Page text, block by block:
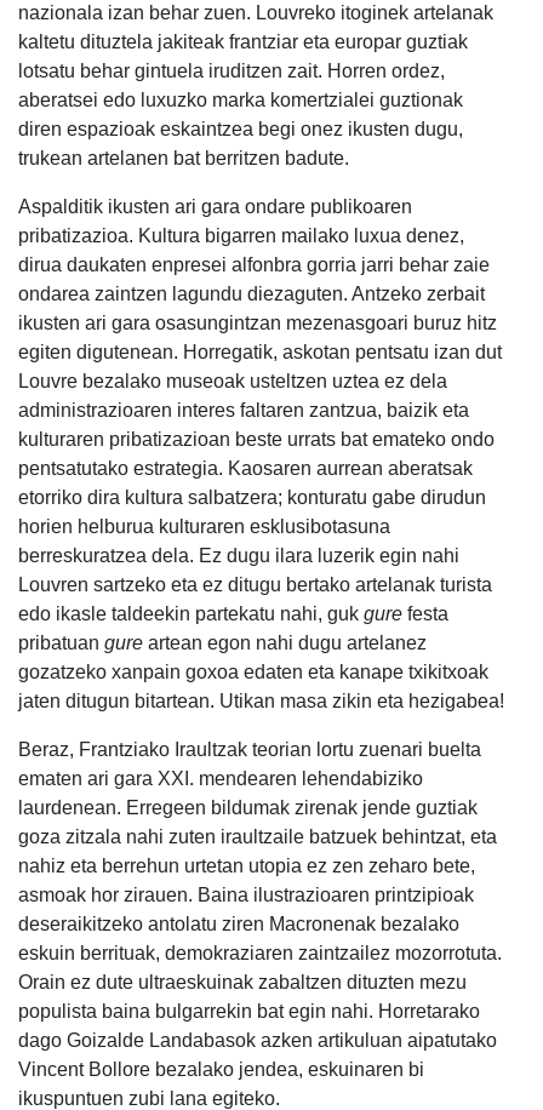
nazionala izan behar zuen. Louvreko itoginek artelanak
kaltetu dituztela jakiteak frantziar eta europar guztiak
lotsatu behar gintuela iruditzen zait. Horren ordez,
aberatsei edo luxuzko marka komertzialei guztionak
diren espazioak eskaintzea begi onez ikusten dugu,
trukean artelanen bat berritzen badute.
Aspalditik ikusten ari gara ondare publikoaren
pribatizazioa. Kultura bigarren mailako luxua denez,
dirua daukaten enpresei alfonbra gorria jarri behar zaie
ondarea zaintzen lagundu diezaguten. Antzeko zerbait
ikusten ari gara osasungintzan mezenasgoari buruz hitz
egiten digutenean. Horregatik, askotan pentsatu izan dut
Louvre bezalako museoak usteltzen uztea ez dela
administrazioaren interes faltaren zantzua, baizik eta
kulturaren pribatizazioan beste urrats bat emateko ondo
pentsatutako estrategia. Kaosaren aurrean aberatsak
etorriko dira kultura salbatzera; konturatu gabe dirudun
horien helburua kulturaren esklusibotasuna
berreskuratzea dela. Ez dugu ilara luzerik egin nahi
Louvren sartzeko eta ez ditugu bertako artelanak turista
edo ikasle taldeekin partekatu nahi, guk gure festa
pribatuan gure artean egon nahi dugu artelanez
gozatzeko xanpain goxoa edaten eta kanape txikitxoak
jaten ditugun bitartean. Utikan masa zikin eta hezigabea!
Beraz, Frantziako Iraultzak teorian lortu zuenari buelta
ematen ari gara XXI. mendearen lehendabiziko
laurdenean. Erregeen bildumak zirenak jende guztiak
goza zitzala nahi zuten iraultzaile batzuek behintzat, eta
nahiz eta berrehun urtetan utopia ez zen zeharo bete,
asmoak hor zirauen. Baina ilustrazioaren printzipioak
deseraikitzeko antolatu ziren Macronenak bezalako
eskuin berrituak, demokraziaren zaintzailez mozorrotuta.
Orain ez dute ultraeskuinak zabaltzen dituzten mezu
populista baina bulgarrekin bat egin nahi. Horretarako
dago Goizalde Landabasok azken artikuluan aipatutako
Vincent Bollore bezalako jendea, eskuinaren bi
ikuspuntuen zubi lana egiteko.